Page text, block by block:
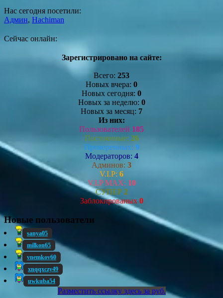
Нас сегодня посетили:
Админ, Hachiman
Сейчас онлайн:
Зарегистрировано на сайте:
Всего: 253
Новых вчера: 0
Новых сегодня: 0
Новых за неделю: 0
Новых за месяц: 7
Из них:
Пользователей 185
Постоянные: 26
Проверенных: 9
Модераторов: 4
Админов: 3
V.I.P: 6
V.I.P MAX: 10
СУПЕР 2
Заблокированых 0
Новые пользователи
sanya05
milkon65
vnemkov60
xnqqxczy49
uwkuba54
Разместить ссылку здесь за руб.